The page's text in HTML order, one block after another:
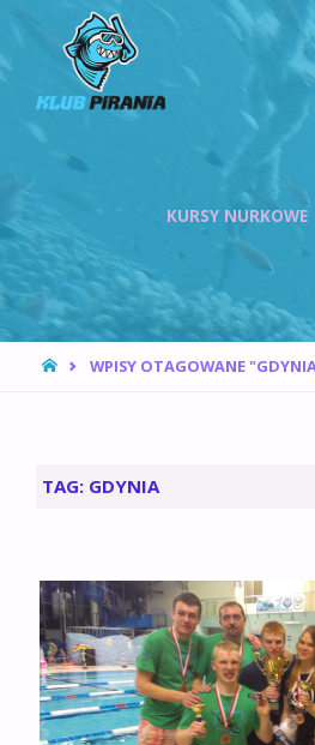
WROCŁAW |
KURSY
HOKEJ
PODWODNY
Przejdź
treści
KURSY NURKOWE
STRONA
WPISY OTAGOWANE
TAG: GDYNIA